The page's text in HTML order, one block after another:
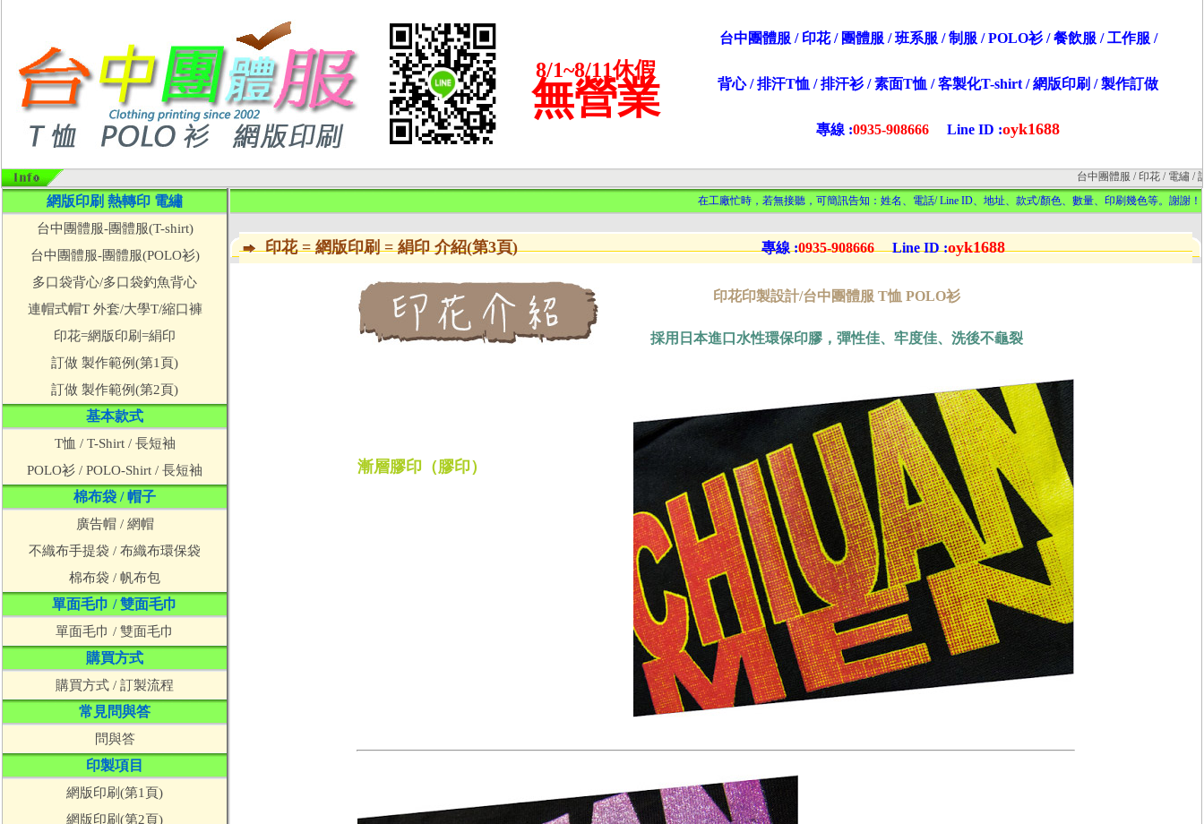
8/1~8/11休假
無營業
台中團體服 / 印花 / 團體服 / 班系服 / 制服 / POLO衫 / 餐飲服 / 工作服 /
背心 / 排汗T恤 / 排汗衫 / 素面T恤 / 客製化T-shirt / 網版印刷 /製作訂做
專線 :0935-908666 Line ID :oyk1688
台中團體服 / 印花 / 電繡 / 訂
網版印刷 熱轉印 電繡
台中團體服-團體服(T-shirt)
台中團體服-團體服(POLO衫)
多口袋背心/多口袋釣魚背心
連帽式帽T 外套/大學T/縮口褲
印花=網版印刷=絹印
訂做 製作範例(第1頁)
訂做 製作範例(第2頁)
基本款式
T恤 / T-Shirt / 長短袖
POLO衫 / POLO-Shirt / 長短袖
棉布袋 / 帽子
廣告帽 / 網帽
不織布手提袋 / 布織布環保袋
棉布袋 / 帆布包
單面毛巾 / 雙面毛巾
單面毛巾 / 雙面毛巾
購買方式
購買方式 / 訂製流程
常見問與答
問與答
印製項目
網版印刷(第1頁)
網版印刷(第2頁)
在工廠忙時，若無接聽，可簡訊告知：姓名、電話/ Line ID、地址、款式/顏色、數量、印刷幾色等。謝謝！
印花 = 網版印刷 = 絹印 介紹(第3頁) 專線 :0935-908666 Line ID :oyk1688
印花印製設計/台中團體服 T恤 POLO衫
採用日本進口水性環保印膠，彈性佳、牢度佳、洗後不龜裂
漸層膠印（膠印）